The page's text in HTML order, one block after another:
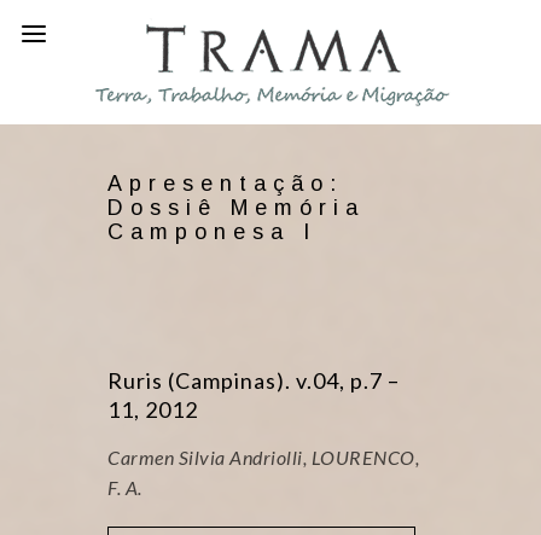
Apresentação:
Dossiê Memória
Camponesa I
Ruris (Campinas). v.04, p.7 –
11, 2012
Carmen Silvia Andriolli, LOURENCO,
F. A.